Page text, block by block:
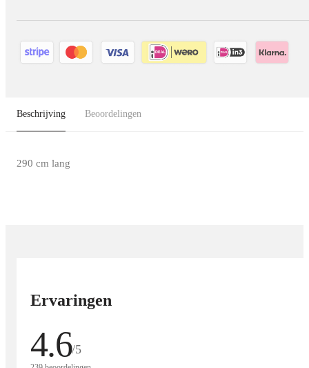
Beschrijving Beoordelingen
290 cm lang
Ervaringen
4.6/5